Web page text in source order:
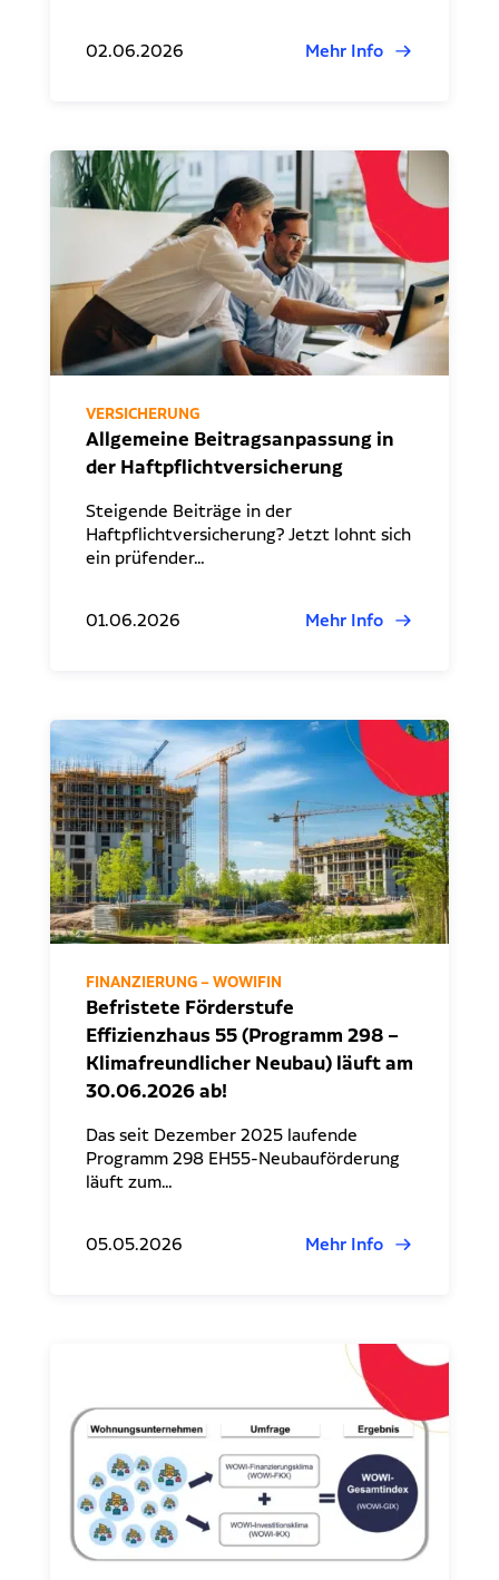
02.06.2026 Mehr Info
VERSICHERUNG
Allgemeine Beitragsanpassung in
der Haftpflichtversicherung
Steigende Beiträge in der
Haftpflichtversicherung? Jetzt lohnt sich
ein prüfender…
01.06.2026 Mehr Info
FINANZIERUNG – WOWIFIN
Befristete Förderstufe
Effizienzhaus 55 (Programm 298 –
Klimafreundlicher Neubau) läuft am
30.06.2026 ab!
Das seit Dezember 2025 laufende
Programm 298 EH55-Neubauförderung
läuft zum…
05.05.2026 Mehr Info